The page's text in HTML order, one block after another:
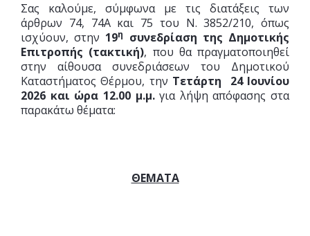
Σας καλούμε, σύμφωνα με τις διατάξεις των
άρθρων 74, 74Α και 75 του Ν. 3852/210, όπως
ισχύουν, στην 19η
συνεδρίαση της Δημοτικής
Επιτροπής (τακτική), που θα πραγματοποιηθεί
στην αίθουσα συνεδριάσεων του Δημοτικού
Καταστήματος Θέρμου, την Τετάρτη 24 Ιουνίου
2026 και ώρα 12.00 μ.μ.για λήψη απόφασης στα
παρακάτω θέματα:
ΘΕΜΑΤΑ